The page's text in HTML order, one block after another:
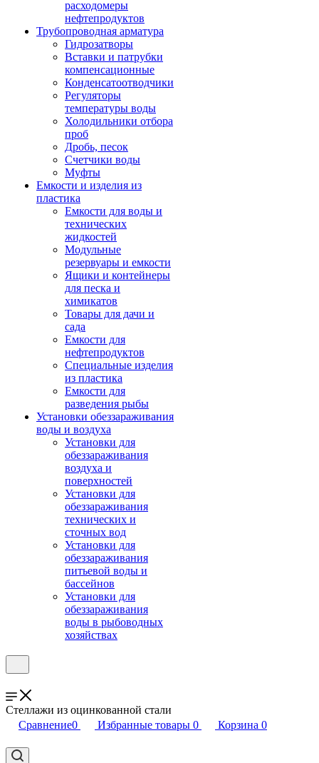
расходомеры
нефтепродуктов
Трубопроводная арматура
Гидрозатворы
Вставки и патрубки
компенсационные
Конденсатоотводчики
Регуляторы
температуры воды
Холодильники отбора
проб
Дробь, песок
Счетчики воды
Муфты
Емкости и изделия из
пластика
Емкости для воды и
технических
жидкостей
Модульные
резервуары и емкости
Ящики и контейнеры
для песка и
химикатов
Товары для дачи и
сада
Емкости для
нефтепродуктов
Специальные изделия
из пластика
Емкости для
разведения рыбы
Установки обеззараживания
воды и воздуха
Установки для
обеззараживания
воздуха и
поверхностей
Установки для
обеззараживания
технических и
сточных вод
Установки для
обеззараживания
питьевой воды и
бассейнов
Установки для
обеззараживания
воды в рыбоводных
хозяйствах
Стеллажи из оцинкованной стали
Сравнение0 Избранные товары 0 Корзина 0